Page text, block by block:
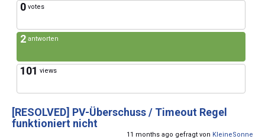
0 votes
2 antworten
101 views
[RESOLVED] PV-Überschuss / Timeout Regel
funktioniert nicht
11 months ago gefragt von KleineSonne